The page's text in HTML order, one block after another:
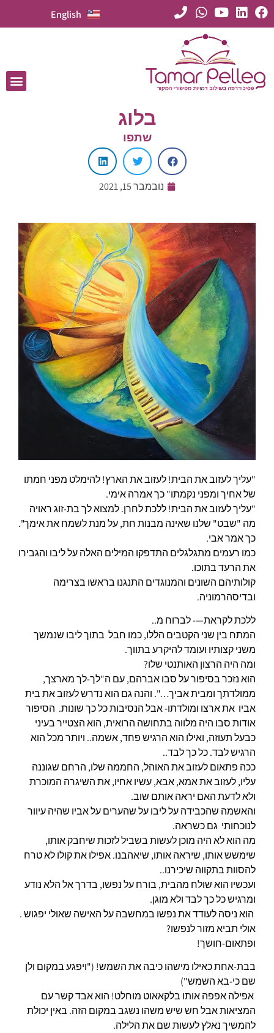
English
בלוג
שתפו
נובמבר 15, 2021
"עליך לעזוב את הבית! לעזוב את הארץ! להימלט מפני חמתו
של אחיך ומפני נקמתו" כך אמרה אימי.
"עליך לעזוב את הבית! ללכת לחרן. למצוא לך בת-זוג ראויה
מה "שבט" שלנו שאינה מבנות חת, על מנת לשמח את אימך".
כך אמר אבי.
כמו רעמים מתגלגלים התדפקו המילים האלה על ליבו והגבירו
את הרעד בתוכו.
קולותיהם השונים והמנוגדים התנגנו בראשו בצרימה
ובדיסהרמוניה.
ללכת לקראת—- לברוח מ..
המתח בין שני הקטבים הללו, כמו חבל בתוך ליבו שנמשך
משני קצותיו ועומד להיקרע בתווך.
ומה היה הרצון האותנטי שלו?
הוא נזכר בסיפור על סבו אברהם, עם ה"לך-לך מארצך,
ממולדתך ומבית אביך…". והנה גם הוא נדרש לעזוב את בית
אביו את ארצו ומולדתו- אבל הנסיבות כל כך שונות. הסיפור
אודות סבו היה מלווה בתחושה הרואית, הוא הצטייר בעיני
כבעל תעוזה, ואילו הוא הרגיש פחד, אשמה.. ויותר מכל הוא
הרגיש לבד. כל כך לבד..
ככה פתאום לעזוב את האוהל, החממה שלו, הרחם שגוננה
עליו, לעזוב את אמא, אבא, עשיו אחיו, את השיגרה המוכרת
ולא לדעת האם יראה אותם שוב.
והאשמה שהכבידה על ליבו על שהערים על אביו שהיה עיוור
לנוכחותי גם כשראה.
מה הוא לא היה מוכן לעשות בשביל לזכות שיחבק אותו,
שימשש אותו, שיראה אותו, שיאהבנו. אפילו את קולו לא טרח
להסוות בתקווה שיכירנו..
ועכשיו הוא שולח מהבית, בורח על נפשו, בדרך אל הלא נודע
ומרגיש כל כך לבד ולא מוגן.
הוא ניסה לעודד את נפשו במחשבה על האישה שאולי יפגוש .
אולי תביא מזור לנפשו?
ופתאום-חושך!
בבת-אחת כאילו מישהו כיבה את השמש! ("ויפגע במקום ולן
שם כי-בא השמש")
אפילה אפפה אותו בלקאאוט מוחלט! הוא אבד קשר עם
המציאות אבל חש שיש משהו נשגב במקום הזה. באין יכולת
להמשיך נאלץ לעשות שם את הלילה.